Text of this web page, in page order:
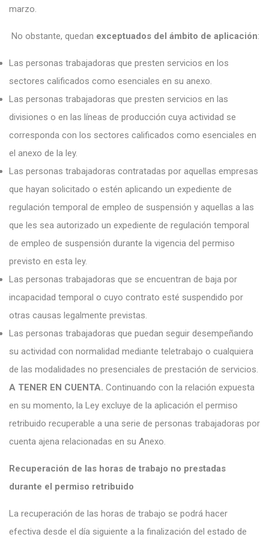
marzo.
No obstante, quedan exceptuados del ámbito de aplicación:
Las personas trabajadoras que presten servicios en los
sectores calificados como esenciales en su anexo.
Las personas trabajadoras que presten servicios en las
divisiones o en las líneas de producción cuya actividad se
corresponda con los sectores calificados como esenciales en
el anexo de la ley.
Las personas trabajadoras contratadas por aquellas empresas
que hayan solicitado o estén aplicando un expediente de
regulación temporal de empleo de suspensión y aquellas a las
que les sea autorizado un expediente de regulación temporal
de empleo de suspensión durante la vigencia del permiso
previsto en esta ley.
Las personas trabajadoras que se encuentran de baja por
incapacidad temporal o cuyo contrato esté suspendido por
otras causas legalmente previstas.
Las personas trabajadoras que puedan seguir desempeñando
su actividad con normalidad mediante teletrabajo o cualquiera
de las modalidades no presenciales de prestación de servicios.
A TENER EN CUENTA. Continuando con la relación expuesta
en su momento, la Ley excluye de la aplicación el permiso
retribuido recuperable a una serie de personas trabajadoras por
cuenta ajena relacionadas en su Anexo.
Recuperación de las horas de trabajo no prestadas
durante el permiso retribuido
La recuperación de las horas de trabajo se podrá hacer
efectiva desde el día siguiente a la finalización del estado de